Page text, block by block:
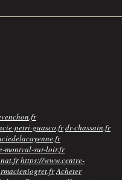
petri-guasco.frdr-chassain.fr
montval-sur-loir.fr
https://www.centre-
Acheter